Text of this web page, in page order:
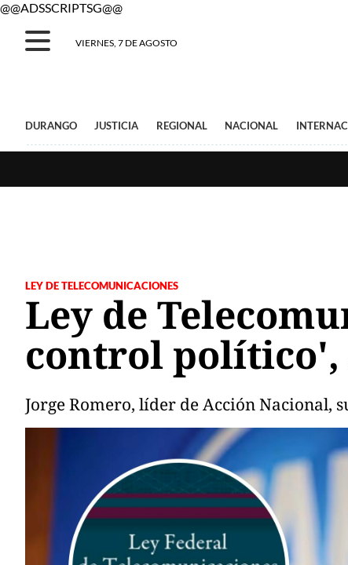
@@ADSSCRIPTSG@@
VIERNES, 7 DE AGOSTO
DURANGO JUSTICIA REGIONAL NACIONAL
LEY DE TELECOMUNICACIONES
Ley de
control político',
Jorge Romero, líder de Acción Nacional,